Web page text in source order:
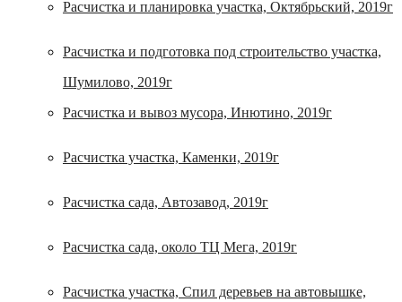
Расчистка и планировка участка, Октябрьский, 2019г
Расчистка и подготовка под строительство участка,
Шумилово, 2019г
Расчистка и вывоз мусора, Инютино, 2019г
Расчистка участка, Каменки, 2019г
Расчистка сада, Автозавод, 2019г
Расчистка сада, около ТЦ Мега, 2019г
Расчистка участка, Спил деревьев на автовышке,